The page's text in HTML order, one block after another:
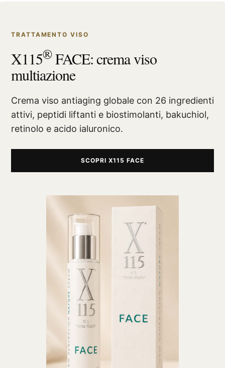
TRATTAMENTO VISO
X115®FACE: crema viso
multiazione
Crema viso antiaging globale con 26 ingredienti
attivi, peptidi liftanti e biostimolanti, bakuchiol,
retinolo e acido ialuronico.
SCOPRI X115 FACE